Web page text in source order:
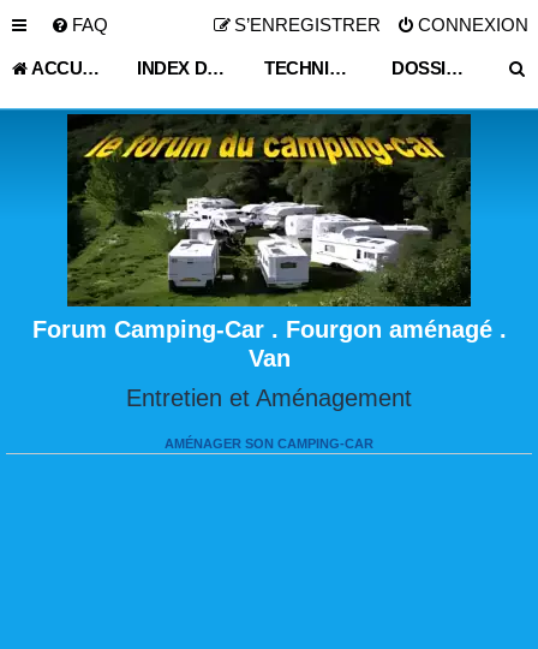
FAQ CONNEXION
S’ENREGISTRER
ACCUEIL INDEX DU FORUM TECHNIQUE VIE PRATIQUE DOSSIER TELECHARGEABLE VEHICULE LOISIR
Forum Camping-Car . Fourgon aménagé .
Van
Entretien et Aménagement
AMÉNAGER SON CAMPING-CAR